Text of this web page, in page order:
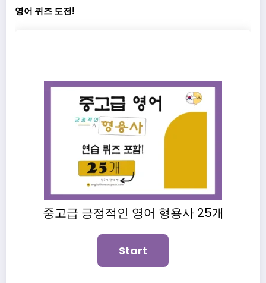
영어 퀴즈 도전!
중고급 긍정적인 영어 형용사 25개